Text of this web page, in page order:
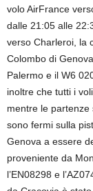
volo AirFrance
dalle 21:05 alle
verso Charleroi, la
Colombo di
Palermo e il W6
inoltre che tutti i
mentre le
sono fermi sulla
Genova a essere
proveniente da
l’EN08298 e